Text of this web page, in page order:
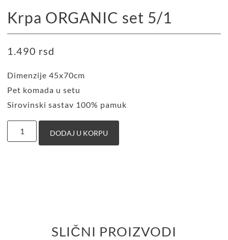
Krpa ORGANIC set 5/1
1.490 rsd
Dimenzije 45x70cm
Pet komada u setu
Sirovinski sastav 100% pamuk
DODAJ U KORPU
SLIČNI PROIZVODI